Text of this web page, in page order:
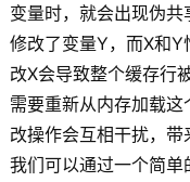
变量时，就会出现伪
修改了变量Y，而X和
改X会导致整个缓存行
需要重新从内存加载
改操作会互相干扰，带
我们可以通过一个简